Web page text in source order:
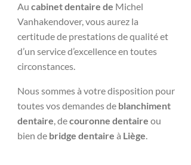
Au cabinet dentaire de Michel
Vanhakendover, vous aurez la
certitude de prestations de qualité et
d’un service d’excellence en toutes
circonstances.
Nous sommes à votre disposition pour
toutes vos demandes de blanchiment
dentaire, decouronne dentaire ou
bien de bridge dentaire à Liège.